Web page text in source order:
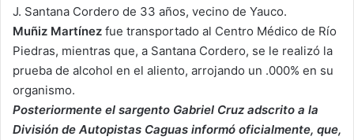
J. Santana Cordero de 33 años, vecino de Yauco.
Muñiz Martínez fue transportado al Centro Médico de Río
Piedras, mientras que, a Santana Cordero, se le realizó la
prueba de alcohol en el aliento, arrojando un .000% en su
organismo.
Posteriormente el sargento Gabriel Cruz adscrito a la
División de Autopistas Caguas informó oficialmente, que,